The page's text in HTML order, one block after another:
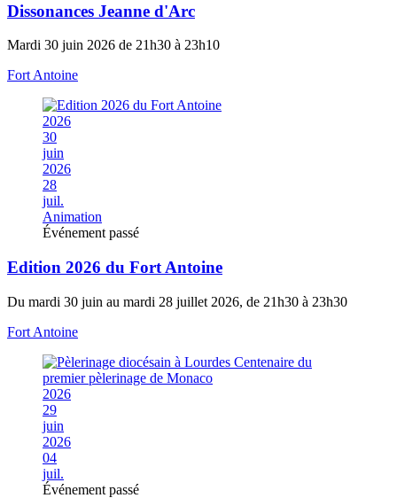
Dissonances Jeanne d'Arc
Mardi 30 juin 2026 de 21h30 à 23h10
Fort Antoine
2026
30
juin
2026
28
juil.
Animation
Événement passé
Edition 2026 du Fort Antoine
Du mardi 30 juin au mardi 28 juillet 2026, de 21h30 à 23h30
Fort Antoine
2026
29
juin
2026
04
juil.
Événement passé